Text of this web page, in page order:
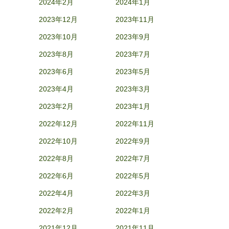
2024年2月 2024年1月
2023年12月 2023年11月
2023年10月 2023年9月
2023年8月 2023年7月
2023年6月 2023年5月
2023年4月 2023年3月
2023年2月 2023年1月
2022年12月 2022年11月
2022年10月 2022年9月
2022年8月 2022年7月
2022年6月 2022年5月
2022年4月 2022年3月
2022年2月 2022年1月